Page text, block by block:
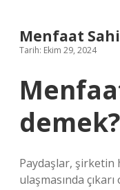
Menfaat
Tarih: Ekim 29, 2024
demek?
Paydaşlar, şirketin
ulaşmasında